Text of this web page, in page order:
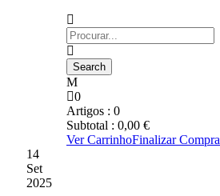
0
Artigos : 0
Subtotal : 0,00 €
Ver CarrinhoFinalizar Compra
14
Set
2025